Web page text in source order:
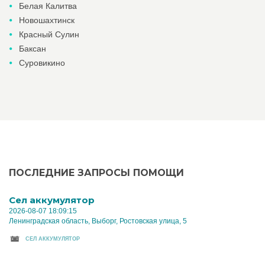
Белая Калитва
Новошахтинск
Красный Сулин
Баксан
Суровикино
ПОСЛЕДНИЕ ЗАПРОСЫ ПОМОЩИ
Cел аккумулятор
2026-08-07 18:09:15
Ленинградская область, Выборг, Ростовская улица, 5
CЕЛ АККУМУЛЯТОР